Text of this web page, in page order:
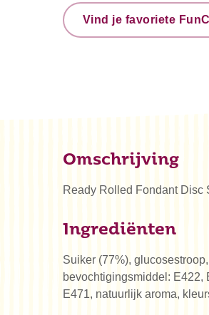
Vind je favoriete
Omschrijving
Ready Rolled Fondant Disc
Ingrediënten
Suiker (77%),
bevochtigingsmiddel: E422,
E471, natuurlijk aroma,